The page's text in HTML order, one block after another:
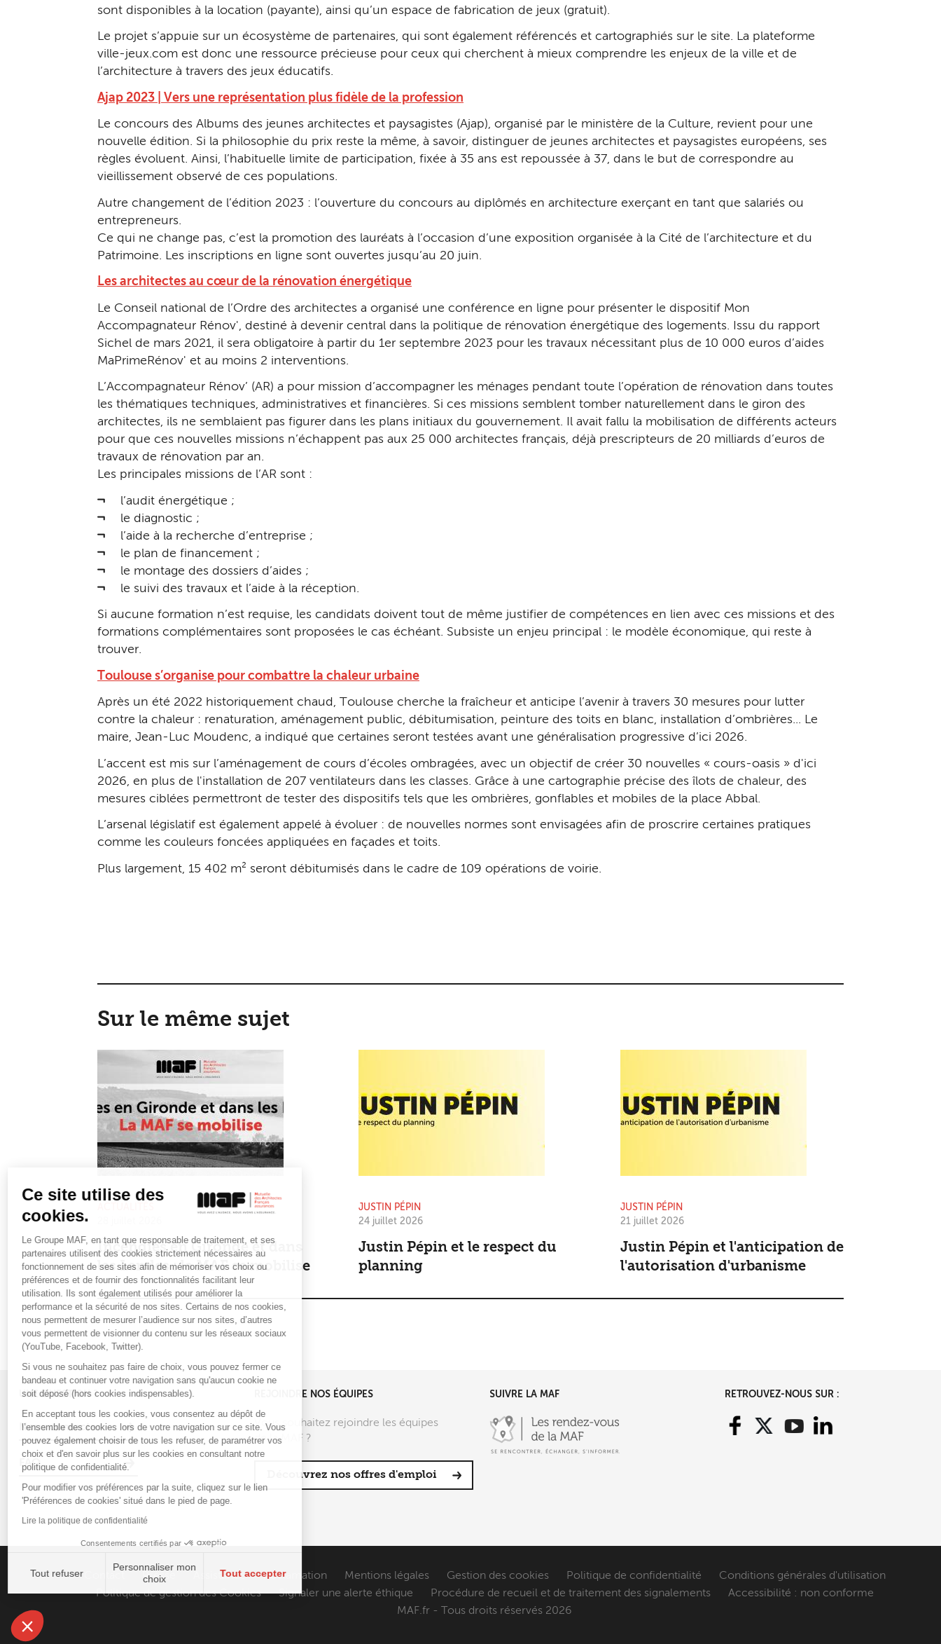
Ce site utilise des
cookies.
Le Groupe MAF, en tant que responsable de traitement, et ses
partenaires utilisent des cookies strictement nécessaires au
fonctionnement de ses sites afin de mémoriser vos choix ou
préférences et de fournir des fonctionnalités facilitant leur
utilisation. Ils sont également utilisés pour améliorer la
performance et la sécurité de nos sites. Certains de nos cookies,
nous permettent de mesurer l’audience sur nos sites, d’autres
vous permettent de visionner du contenu sur les réseaux sociaux
(YouTube, Facebook, Twitter).
Si vous ne souhaitez pas faire de choix, vous pouvez fermer ce
bandeau et continuer votre navigation sans qu'aucun cookie ne
soit déposé (hors cookies indispensables).
En acceptant tous les cookies, vous consentez au dépôt de
l’ensemble des cookies lors de votre navigation sur ce site. Vous
pouvez également choisir de tous les refuser, de paramétrer vos
choix et d'en savoir plus sur les cookies en consultant notre
politique de confidentialité.
Pour modifier vos préférences par la suite, cliquez sur le lien
'Préférences de cookies' situé dans le pied de page.
Lire la politique de confidentialité
Consentements certifiés par
Tout refuser
Personnaliser mon
choix
Tout accepter
Plateforme de Gestion du Consentement : Personnalisez vos Options
Notre plateforme vous permet d'adapter et de gérer vos paramètres de confidentialité, en garantissant la conformité avec les réglementations. Personnalisez vos
sont disponibles à la location (payante), ainsi qu’un espace de fabrication de jeux (gratuit).
Le projet s’appuie sur un écosystème de partenaires, qui sont également référencés et cartographiés sur le site. La plateforme
ville-jeux.com est donc une ressource précieuse pour ceux qui cherchent à mieux comprendre les enjeux de la ville et de
l’architecture à travers des jeux éducatifs.
Ajap 2023 | Vers une représentation plus fidèle de la profession
Le concours des Albums des jeunes architectes et paysagistes (Ajap), organisé par le ministère de la Culture, revient pour une
nouvelle édition. Si la philosophie du prix reste la même, à savoir, distinguer de jeunes architectes et paysagistes européens, ses
règles évoluent. Ainsi, l’habituelle limite de participation, fixée à 35 ans est repoussée à 37, dans le but de correspondre au
vieillissement observé de ces populations.
Autre changement de l’édition 2023 : l’ouverture du concours au diplômés en architecture exerçant en tant que salariés ou
entrepreneurs.
Ce qui ne change pas, c’est la promotion des lauréats à l’occasion d’une exposition organisée à la Cité de l’architecture et du
Patrimoine. Les inscriptions en ligne sont ouvertes jusqu’au 20 juin.
Les architectes au cœur de la rénovation énergétique
Le Conseil national de l’Ordre des architectes a organisé une conférence en ligne pour présenter le dispositif Mon
Accompagnateur Rénov', destiné à devenir central dans la politique de rénovation énergétique des logements. Issu du rapport
Sichel de mars 2021, il sera obligatoire à partir du 1er septembre 2023 pour les travaux nécessitant plus de 10 000 euros d’aides
MaPrimeRénov' et au moins 2 interventions.
L’Accompagnateur Rénov’ (AR) a pour mission d’accompagner les ménages pendant toute l’opération de rénovation dans toutes
les thématiques techniques, administratives et financières. Si ces missions semblent tomber naturellement dans le giron des
architectes, ils ne semblaient pas figurer dans les plans initiaux du gouvernement. Il avait fallu la mobilisation de différents acteurs
pour que ces nouvelles missions n’échappent pas aux 25 000 architectes français, déjà prescripteurs de 20 milliards d’euros de
travaux de rénovation par an.
Les principales missions de l’AR sont :
l’audit énergétique ;
le diagnostic ;
l’aide à la recherche d’entreprise ;
le plan de financement ;
le montage des dossiers d’aides ;
le suivi des travaux et l’aide à la réception.
Si aucune formation n’est requise, les candidats doivent tout de même justifier de compétences en lien avec ces missions et des
formations complémentaires sont proposées le cas échéant. Subsiste un enjeu principal : le modèle économique, qui reste à
trouver.
Toulouse s’organise pour combattre la chaleur urbaine
Après un été 2022 historiquement chaud, Toulouse cherche la fraîcheur et anticipe l’avenir à travers 30 mesures pour lutter
contre la chaleur : renaturation, aménagement public, débitumisation, peinture des toits en blanc, installation d’ombrières... Le
maire, Jean-Luc Moudenc, a indiqué que certaines seront testées avant une généralisation progressive d’ici 2026.
L’accent est mis sur l’aménagement de cours d’écoles ombragées, avec un objectif de créer 30 nouvelles « cours-oasis » d'ici
2026, en plus de l'installation de 207 ventilateurs dans les classes. Grâce à une cartographie précise des îlots de chaleur, des
mesures ciblées permettront de tester des dispositifs tels que les ombrières, gonflables et mobiles de la place Abbal.
L’arsenal législatif est également appelé à évoluer : de nouvelles normes sont envisagées afin de proscrire certaines pratiques
comme les couleurs foncées appliquées en façades et toits.
Plus largement, 15 402 m² seront débitumisés dans le cadre de 109 opérations de voirie.
Sur le même sujet
Incendies en Gironde et dans
les Landes : la MAF se mobilise
JUSTIN PÉPIN
24 juillet 2026
Justin Pépin et le respect du
planning
JUSTIN PÉPIN
21 juillet 2026
Justin Pépin et l'anticipation de
l'autorisation d'urbanisme
UNE QUESTION ?
Nous contacter
FAQ
REJOINDRE NOS ÉQUIPES
Vous souhaitez rejoindre les équipes
de la MAF ?
Découvrez nos offres d'emploi
SUIVRE LA MAF RETROUVEZ-NOUS SUR :
Presse Assistance Réclamation Mentions légales Gestion des cookies Politique de confidentialité
Conditions générales d'utilisation
Politique de gestion des Cookies
Signaler une alerte éthique Procédure de recueil et de traitement des signalements
Accessibilité : non conforme
MAF.fr - Tous droits réservés 2026